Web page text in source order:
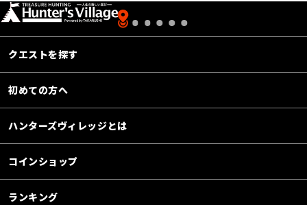
クエストを探す
初めての方へ
ハンターズヴィレッジとは
コインショップ
ランキング